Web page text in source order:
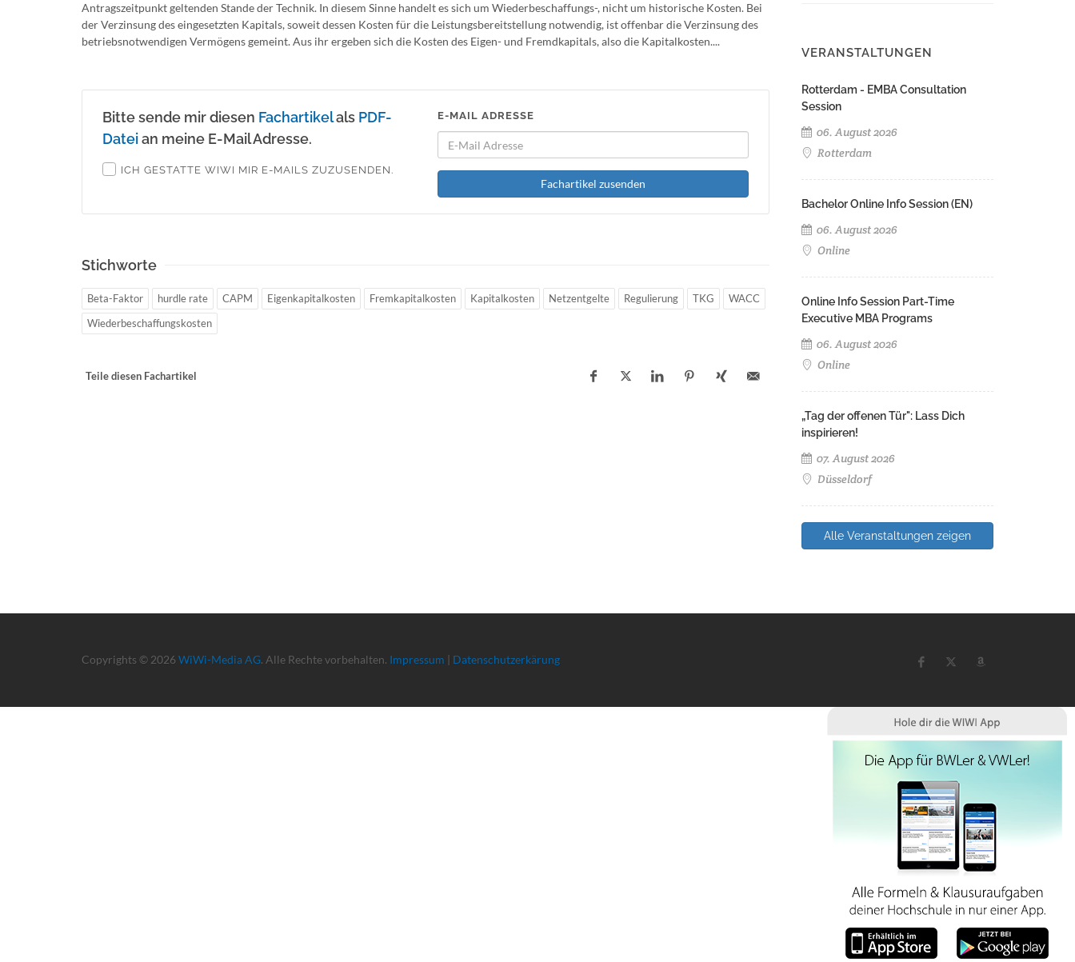
Antragszeitpunkt geltenden Stande der Technik. In diesem Sinne handelt es sich um Wiederbeschaffungs-, nicht um historische Kosten. Bei
der Verzinsung des eingesetzten Kapitals, soweit dessen Kosten für die Leistungsbereitstellung notwendig, ist offenbar die Verzinsung des
betriebsnotwendigen Vermögens gemeint. Aus ihr ergeben sich die Kosten des Eigen- und Fremdkapitals, also die Kapitalkosten....
Bitte sende mir diesen Fachartikelals PDF-
Dateian meine E-Mail Adresse.
ICH GESTATTE WIWI MIR E-MAILS ZUZUSENDEN.
E-MAIL ADRESSE
Fachartikel zusenden
Stichworte
Beta-Faktor hurdle rate CAPM Eigenkapitalkosten Fremkapitalkosten Kapitalkosten Netzentgelte Regulierung TKG
WACC
Wiederbeschaffungskosten
Teile diesen Fachartikel
VERANSTALTUNGEN
Rotterdam - EMBA Consultation
Session
06. August 2026
Rotterdam
Bachelor Online Info Session (EN)
06. August 2026
Online
Online Info Session Part-Time
Executive MBA Programs
06. August 2026
Online
„Tag der offenen Tür": Lass Dich
inspirieren!
07. August 2026
Düsseldorf
Alle Veranstaltungen zeigen
Copyrights © 2026 WiWi-Media AG. Alle Rechte vorbehalten. Impressum | Datenschutzerkärung